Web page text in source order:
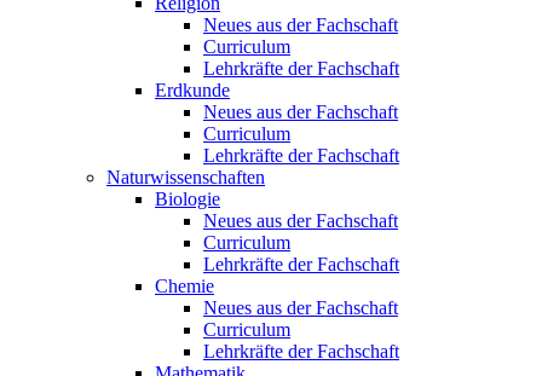
Neues aus der Fachschaft
Curriculum
Lehrkräfte der Fachschaft
Erdkunde
Neues aus der Fachschaft
Curriculum
Lehrkräfte der Fachschaft
Naturwissenschaften
Biologie
Neues aus der Fachschaft
Curriculum
Lehrkräfte der Fachschaft
Chemie
Neues aus der Fachschaft
Curriculum
Lehrkräfte der Fachschaft